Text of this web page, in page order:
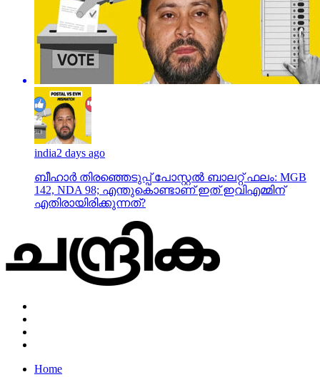
india2 days ago
ബീഹാർ തിരഞ്ഞെടുപ്പ് പോസ്റ്റൽ ബാലറ്റ് ഫലം: MGB
142, NDA 98; എന്തുകൊണ്ടാണ് ഇത് ഇവിഎമ്മിന്
എതിരായിരിക്കുന്നത്?
Home